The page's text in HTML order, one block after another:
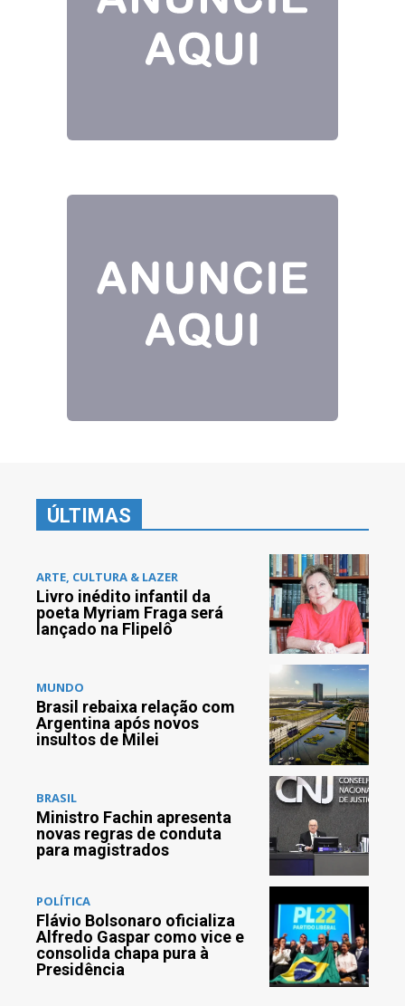
ÚLTIMAS
ARTE, CULTURA & LAZER
Livro inédito infantil da
poeta Myriam Fraga será
lançado na Flipelô
MUNDO
Brasil rebaixa relação com
Argentina após novos
insultos de Milei
BRASIL
Ministro Fachin apresenta
novas regras de conduta
para magistrados
POLÍTICA
Flávio Bolsonaro oficializa
Alfredo Gaspar como vice e
consolida chapa pura à
Presidência